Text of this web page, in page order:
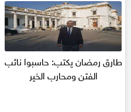
طارق رمضان يكتب: حاسبوا نائب
الفتن ومحارب الخير